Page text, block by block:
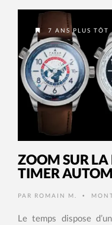
7 ANS PLUS TÔT
ZOOM SUR
TIMER
PAR ROMAIN M. •
Le temps dispose